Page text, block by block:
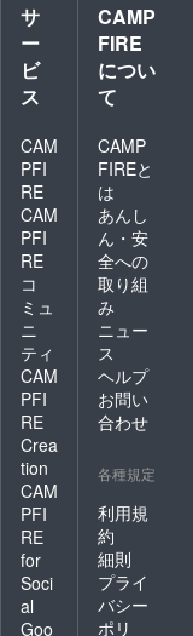
サ
ー
ビ
ス
CAM
PFI
RE
CAM
PFI
RE
コ
ミュ
ニ
ティ
CAM
PFI
RE
Crea
tion
CAM
PFI
RE
for
Soci
al
Goo
CAMP
FIRE
につい
て
CAMP
FIREと
は
あんし
ん・安
全への
取り組
み
ニュー
ス
ヘルプ
お問い
合わせ
各種規定
利用規
約
細則
プライ
バシー
ポリ